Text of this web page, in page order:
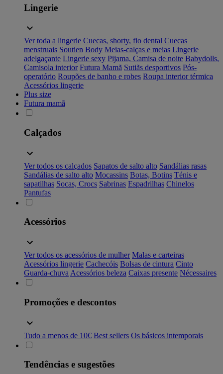
Lingerie
Ver toda a lingerie Cuecas, shorty, fio dental Cuecas
menstruais Soutien Body Meias-calças e meias Lingerie
adelgaçante Lingerie sexy Pijama, Camisa de noite Babydolls,
Camisola interior Futura Mamã Sutiãs desportivos Pós-
operatório Roupões de banho e robes Roupa interior térmica
Acessórios lingerie
Plus size
Futura mamã
Calçados
Ver todos os calçados Sapatos de salto alto Sandálias rasas
Sandálias de salto alto Mocassins Botas, Botins Ténis e
sapatilhas Socas, Crocs Sabrinas Espadrilhas Chinelos
Pantufas
Acessórios
Ver todos os acessórios de mulher Malas e carteiras
Acessórios lingerie Cachecóis Bolsas de cintura Cinto
Guarda-chuva Acessórios beleza Caixas presente Nécessaires
Promoções e descontos
Tudo a menos de 10€ Best sellers Os básicos intemporais
Tendências e sugestões